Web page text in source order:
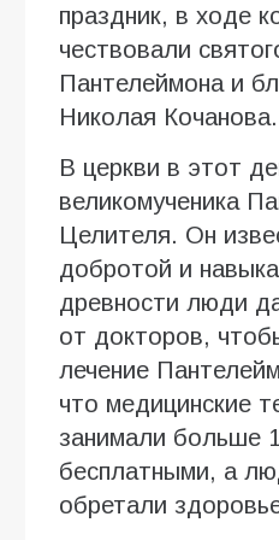
праздник, в ходе
чествовали
Пантелеймона и
Николая Кочанова.
В церкви в этот
великомученика
Целителя. Он
добротой и
древности люди
от докторов,
лечение
что медицинские
занимали больше
бесплатными, а
обретали